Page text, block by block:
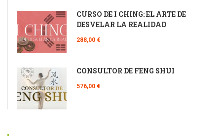
CURSO DE I CHING: EL ARTE DE
DESVELAR LA REALIDAD
288,00 €
CONSULTOR DE FENG SHUI
576,00 €